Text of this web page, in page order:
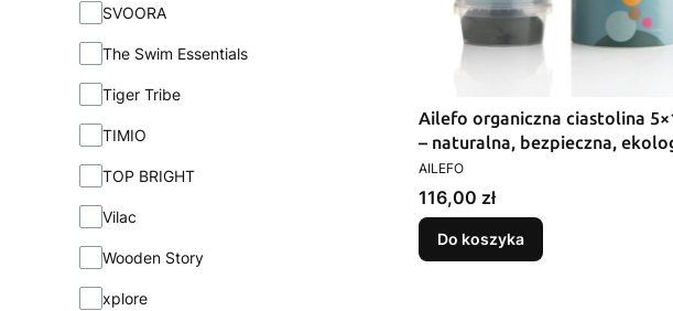
SVOORA
The Swim Essentials
Tiger Tribe
TIMIO
TOP BRIGHT
Vilac
Wooden Story
xplore
Ailefo organiczna ciastolina
– naturalna, bezpieczna,
PRODUCENT
AILEFO
Cena
116,00 zł
Do koszyka